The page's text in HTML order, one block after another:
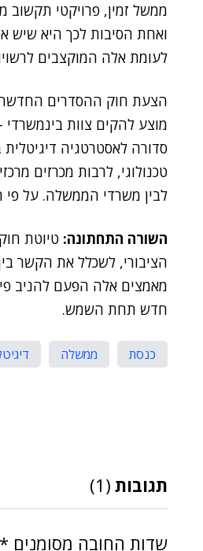
ממשל זמין, פרויקטי
ואחת הסיבות לכך היא
לעומת אלה המוקצבים
הצעת חוק ההסדרים החדשה
מוצע להקים צוות
סדורה לאסטרטגיה
טכנולוגי, לרבות מכרזים
לבין משרדי הממשלה. על
השורה התחתונה: טיוטת
הציבורי, לשכלל את הקשר
מאמצים אלה הפעם להניב
חדש תחת השמש.
כנסת ממשלה
תגובות (1)
שדות החובה מסומנים *